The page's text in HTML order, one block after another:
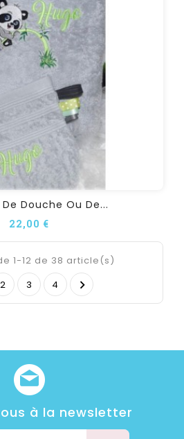
Douche Ou De...
22,00 €
1-12 de 38 article(s)
2 3 4 
à la newsletter